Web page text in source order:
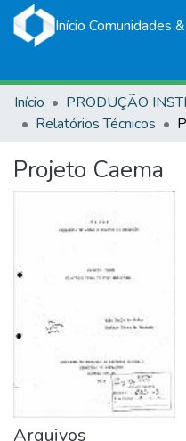
Início Comunidades
Início
Relatórios Técnicos
Projeto Caema
Arquivos